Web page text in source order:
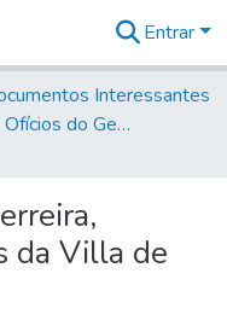
Entrar
Interessantes
Volume 83 - Ofícios do General Martim Lopes Lobo de Saldanha (Governador da Capitania): 1780- 1782
da Villa de